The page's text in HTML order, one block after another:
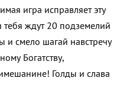
игра исправляет эту
ждут 20 подземелий
и смело шагай навстречу
Богатству,
Голды и слава